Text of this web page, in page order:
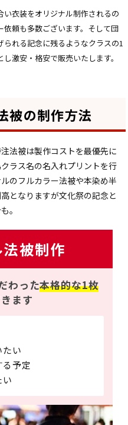
衣装をオリジナル制作されるの
頼も多数ございます。そして団
れる記念に残るようなクラスの1
激安・格安で販売いたします。
被の制作方法
法被は製作コストを最優先に
ラス名の名入れプリントを行
のフルカラー法被や本染め半
となりますが文化祭の記念と
。
被制作
わった本格的な1枚
ます
い
予定